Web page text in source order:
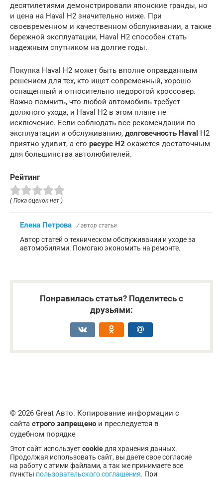
десятилетиями демонстрировали японские гранды, но
и цена на Haval H2 значительно ниже. При
своевременном и качественном обслуживании, а также
бережной эксплуатации, Haval H2 способен стать
надежным спутником на долгие годы.
Покупка Haval H2 может быть вполне оправданным
решением для тех, кто ищет современный, хорошо
оснащенный и относительно недорогой кроссовер.
Важно помнить, что любой автомобиль требует
должного ухода, и Haval H2 в этом плане не
исключение. Если соблюдать все рекомендации по
эксплуатации и обслуживанию, долговечность Haval H2
приятно удивит, а его ресурс H2 окажется достаточным
для большинства автолюбителей.
Рейтинг
( Пока оценок нет )
Елена Петрова / автор статьи
Автор статей о техническом обслуживании и уходе за
автомобилями. Помогаю экономить на ремонте.
Понравилась статья? Поделитесь с
друзьями:
© 2026 Great Авто. Копирование информации с
сайта строго запрещено и преследуется в
судебном порядке
Этот сайт используетcookieдля хранения данных.
Продолжая использовать сайт, вы даете свое согласие
на работу с этими файлами, а так же принимаете все
пункты пользовательского соглашения. При